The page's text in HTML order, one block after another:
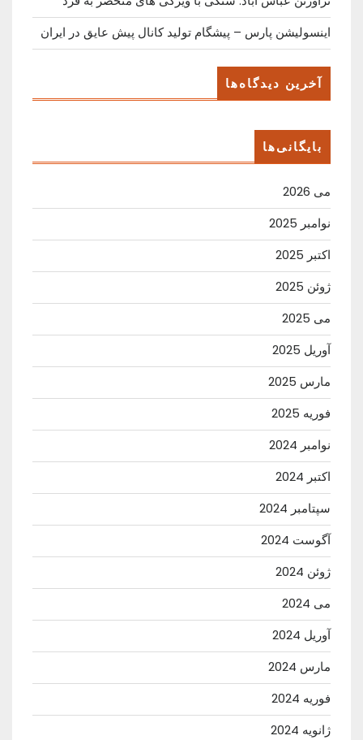
اینسولیشن پارس – پیشگام تولید کانال پیش عایق در ایران
آخرین دیدگاه‌ها
بایگانی‌ها
می 2026
نوامبر 2025
اکتبر 2025
ژوئن 2025
می 2025
آوریل 2025
مارس 2025
فوریه 2025
نوامبر 2024
اکتبر 2024
سپتامبر 2024
آگوست 2024
ژوئن 2024
می 2024
آوریل 2024
مارس 2024
فوریه 2024
ژانویه 2024